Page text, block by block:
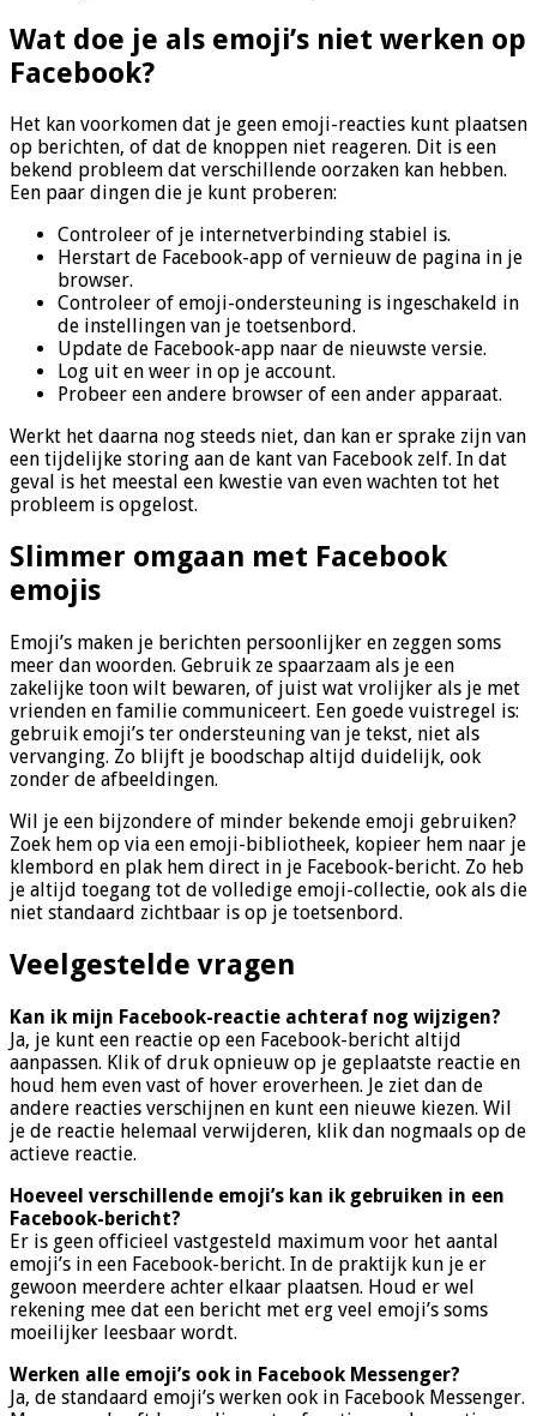
Wat doe je als emoji’s niet werken op
Facebook?
Het kan voorkomen dat je geen emoji-reacties kunt plaatsen
op berichten, of dat de knoppen niet reageren. Dit is een
bekend probleem dat verschillende oorzaken kan hebben.
Een paar dingen die je kunt proberen:
Controleer of je internetverbinding stabiel is.
Herstart de Facebook-app of vernieuw de pagina in je
browser.
Controleer of emoji-ondersteuning is ingeschakeld in
de instellingen van je toetsenbord.
Update de Facebook-app naar de nieuwste versie.
Log uit en weer in op je account.
Probeer een andere browser of een ander apparaat.
Werkt het daarna nog steeds niet, dan kan er sprake zijn van
een tijdelijke storing aan de kant van Facebook zelf. In dat
geval is het meestal een kwestie van even wachten tot het
probleem is opgelost.
Slimmer omgaan met Facebook
emojis
Emoji’s maken je berichten persoonlijker en zeggen soms
meer dan woorden. Gebruik ze spaarzaam als je een
zakelijke toon wilt bewaren, of juist wat vrolijker als je met
vrienden en familie communiceert. Een goede vuistregel is:
gebruik emoji’s ter ondersteuning van je tekst, niet als
vervanging. Zo blijft je boodschap altijd duidelijk, ook
zonder de afbeeldingen.
Wil je een bijzondere of minder bekende emoji gebruiken?
Zoek hem op via een emoji-bibliotheek, kopieer hem naar je
klembord en plak hem direct in je Facebook-bericht. Zo heb
je altijd toegang tot de volledige emoji-collectie, ook als die
niet standaard zichtbaar is op je toetsenbord.
Veelgestelde vragen
Kan ik mijn Facebook-reactie achteraf nog wijzigen?
Ja, je kunt een reactie op een Facebook-bericht altijd
aanpassen. Klik of druk opnieuw op je geplaatste reactie en
houd hem even vast of hover eroverheen. Je ziet dan de
andere reacties verschijnen en kunt een nieuwe kiezen. Wil
je de reactie helemaal verwijderen, klik dan nogmaals op de
actieve reactie.
Hoeveel verschillende emoji’s kan ik gebruiken in een
Facebook-bericht?
Er is geen officieel vastgesteld maximum voor het aantal
emoji’s in een Facebook-bericht. In de praktijk kun je er
gewoon meerdere achter elkaar plaatsen. Houd er wel
rekening mee dat een bericht met erg veel emoji’s soms
moeilijker leesbaar wordt.
Werken alle emoji’s ook in Facebook Messenger?
Ja, de standaard emoji’s werken ook in Facebook Messenger.